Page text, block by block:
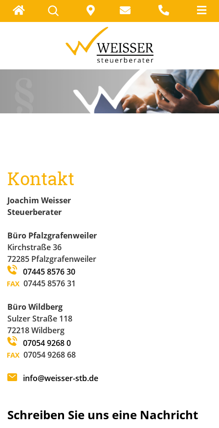
Kontakt
Joachim Weisser
Steuerberater
Büro Pfalzgrafenweiler
Kirchstraße 36
72285 Pfalzgrafenweiler
07445 8576 30
07445 8576 31
Büro Wildberg
Sulzer Straße 118
72218 Wildberg
07054 9268 0
07054 9268 68
info@weisser-stb.de
Schreiben Sie uns eine Nachricht